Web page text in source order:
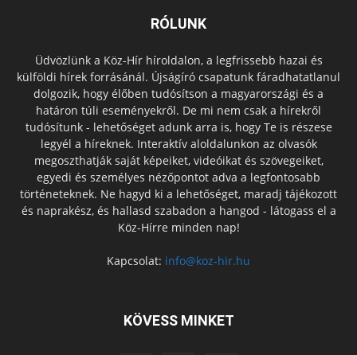
RÓLUNK
Üdvözlünk a Köz-Hír híroldalon, a legfrissebb hazai és
külföldi hírek forrásánál. Újságíró csapatunk fáradhatatlanul
dolgozik, hogy élőben tudósítson a magyarországi és a
határon túli eseményekről. De mi nem csak a hírekről
tudósítunk - lehetőséget adunk arra is, hogy Te is részese
legyél a híreknek. Interaktív aloldalunkon az olvasók
megoszthatják saját képeiket, videóikat és szövegeiket,
egyedi és személyes nézőpontot adva a legfontosabb
történeteknek. Ne hagyd ki a lehetőséget, maradj tájékozott
és naprakész, és hallasd szabadon a hangod - látogass el a
Köz-Hírre minden nap!
Kapcsolat: info@koz-hir.hu
KÖVESS MINKET